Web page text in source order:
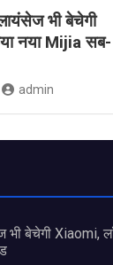
भी बेचेगी
नया Mijia सब-
admin
भी बेचेगी Xiaomi,